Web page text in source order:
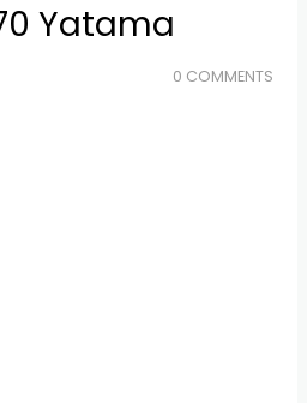
Yatama
0 COMMENTS